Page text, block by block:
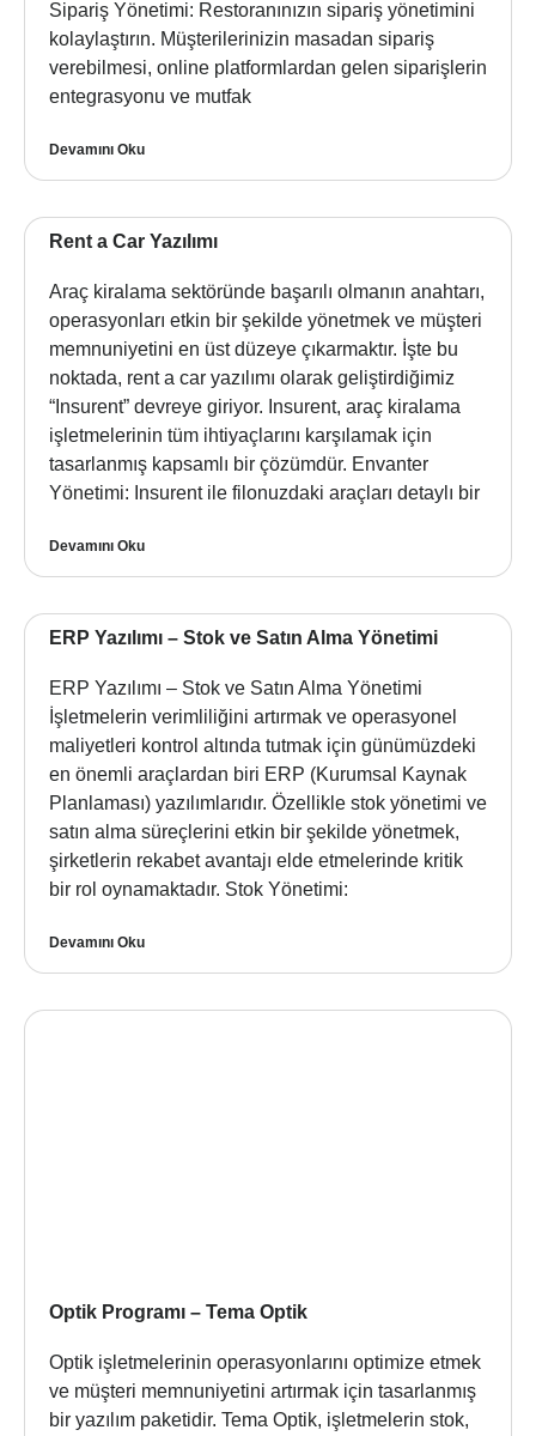
Sipariş Yönetimi: Restoranınızın sipariş yönetimini
kolaylaştırın. Müşterilerinizin masadan sipariş
verebilmesi, online platformlardan gelen siparişlerin
entegrasyonu ve mutfak
Devamını Oku
Rent a Car Yazılımı
Araç kiralama sektöründe başarılı olmanın anahtarı,
operasyonları etkin bir şekilde yönetmek ve müşteri
memnuniyetini en üst düzeye çıkarmaktır. İşte bu
noktada, rent a car yazılımı olarak geliştirdiğimiz
“Insurent” devreye giriyor. Insurent, araç kiralama
işletmelerinin tüm ihtiyaçlarını karşılamak için
tasarlanmış kapsamlı bir çözümdür. Envanter
Yönetimi: Insurent ile filonuzdaki araçları detaylı bir
Devamını Oku
ERP Yazılımı – Stok ve Satın Alma Yönetimi
ERP Yazılımı – Stok ve Satın Alma Yönetimi
İşletmelerin verimliliğini artırmak ve operasyonel
maliyetleri kontrol altında tutmak için günümüzdeki
en önemli araçlardan biri ERP (Kurumsal Kaynak
Planlaması) yazılımlarıdır. Özellikle stok yönetimi ve
satın alma süreçlerini etkin bir şekilde yönetmek,
şirketlerin rekabet avantajı elde etmelerinde kritik
bir rol oynamaktadır. Stok Yönetimi:
Devamını Oku
Optik Programı – Tema Optik
Optik işletmelerinin operasyonlarını optimize etmek
ve müşteri memnuniyetini artırmak için tasarlanmış
bir yazılım paketidir. Tema Optik, işletmelerin stok,